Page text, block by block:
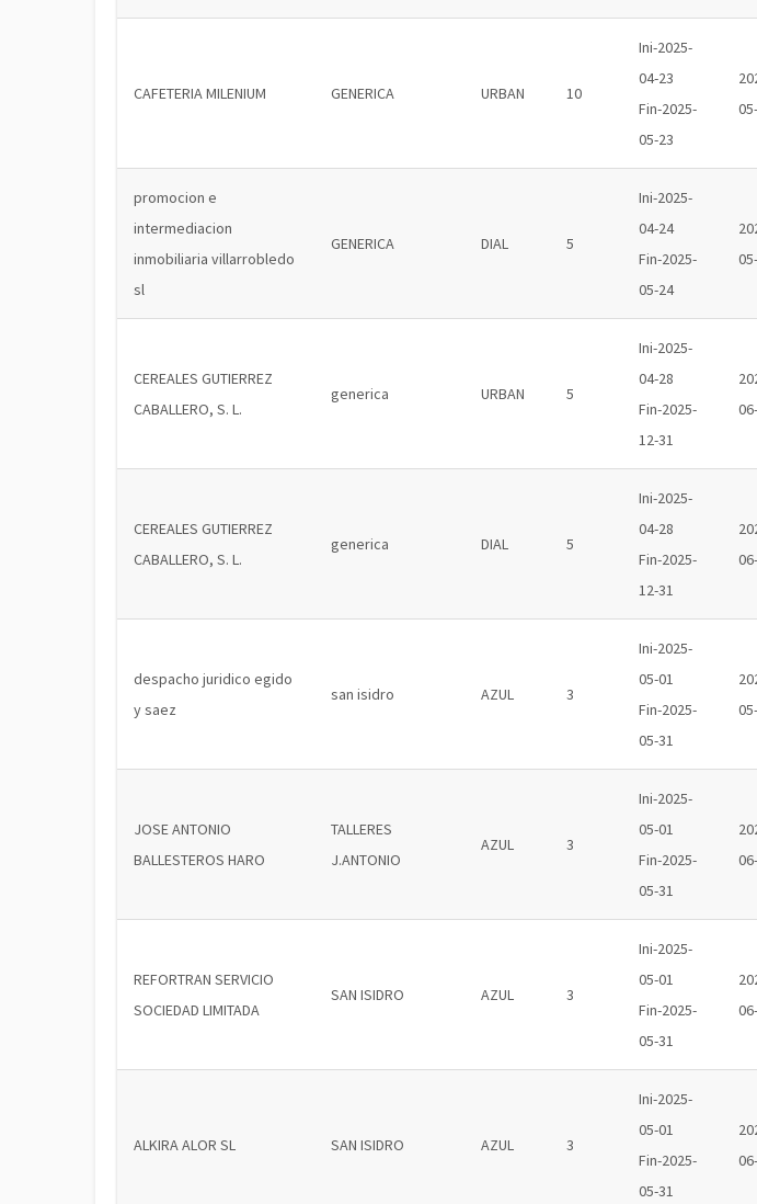
CAFETERIA MILENIUM GENERICA URBAN 10
Ini-2025-
04-23
Fin-2025-
05-23
promocion e
intermediacion
inmobiliaria villarrobledo
sl
GENERICA DIAL 5
Ini-2025-
04-24
Fin-2025-
05-24
CEREALES GUTIERREZ
CABALLERO, S. L.
generica URBAN 5
Ini-2025-
04-28
Fin-2025-
12-31
CEREALES GUTIERREZ
CABALLERO, S. L.
generica DIAL 5
Ini-2025-
04-28
Fin-2025-
12-31
despacho juridico egido
y saez
san isidro AZUL 3
Ini-2025-
05-01
Fin-2025-
05-31
JOSE ANTONIO
BALLESTEROS HARO
TALLERES
J.ANTONIO
AZUL 3
Ini-2025-
05-01
Fin-2025-
05-31
REFORTRAN SERVICIO
SOCIEDAD LIMITADA
SAN ISIDRO AZUL 3
Ini-2025-
05-01
Fin-2025-
05-31
ALKIRA ALOR SL SAN ISIDRO AZUL 3
Ini-2025-
05-01
Fin-2025-
05-31